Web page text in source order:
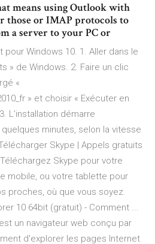
means using Outlook with
those or IMAP protocols to
a server to your PC or
pour Windows 10. 1. Aller dans le
» de Windows. 2. Faire un clic
«
» et choisir « Exécuter en
L’installation démarre
minutes, selon la vitesse
Skype | Appels gratuits
Skype pour votre
mobile, ou votre tablette pour
proches, où que vous soyez.
10 64bit (gratuit) - Comment ...
un navigateur web conçu par
d'explorer les pages Internet